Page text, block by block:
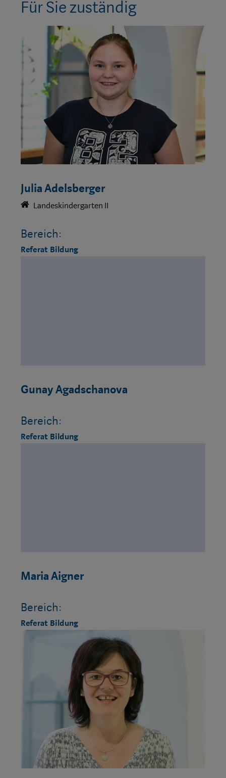
Für Sie zuständig
Julia Adelsberger
Landeskindergarten II
Bereich:
Referat Bildung
Gunay Agadschanova
Bereich:
Referat Bildung
Maria Aigner
Bereich:
Referat Bildung